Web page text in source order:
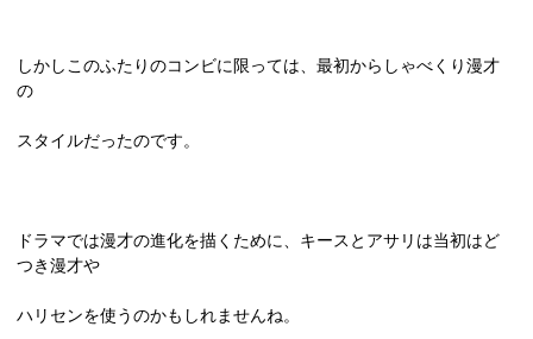
しかしこのふたりのコンビに限っては、最初からしゃべくり漫才
の
スタイルだったのです。
ドラマでは漫才の進化を描くために、キースとアサリは当初はど
つき漫才や
ハリセンを使うのかもしれませんね。